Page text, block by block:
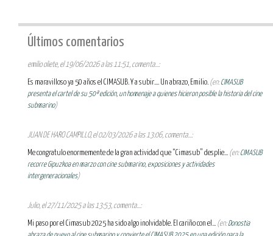
Últimos comentarios
emilio oliete, el 19/06/2026 a las 11:51, comenta...:
Es maravilloso ya 50 años el CIMASUB. Y a subir.... Un abrazo, Emilio. (en:CIMASUB
presenta el cartel de su 50ª edición, un homenaje a quienes hicieron posible la historia del cine
submarino)
JUAN DE HARO CAMPILLO, el 02/03/2026 a las 13:06, comenta...:
Me congratulo enormemente de la gran actividad que “Cimasub” desplie... (en:CIMASUB
recorre Gipuzkoa en marzo con cine submarino, exposiciones y actividades
intergeneracionales)
Julio, el 27/11/2025 a las 13:53, comenta...:
Mi paso por el Cimasub 2025 ha sido algo inolvidable. El cariño con el... (en:Donostia